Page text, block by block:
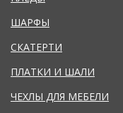
ШАРФЫ
СКАТЕРТИ
ПЛАТКИ И ШАЛИ
ЧЕХЛЫ ДЛЯ МЕБЕЛИ